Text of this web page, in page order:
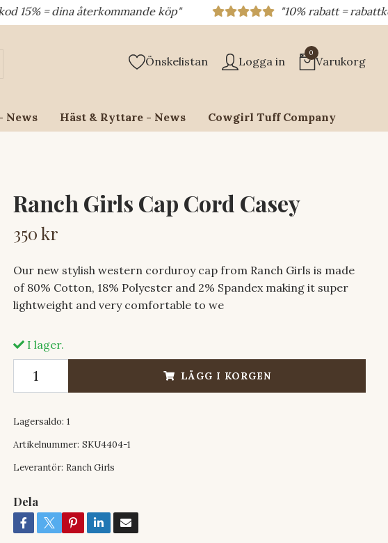
köp" "10% rabatt = rabattkod 10% = ditt
Önskelistan Logga in
0
Varukorg
News Häst & Ryttare - News Cowgirl Tuff Company
Ranch Girls Cap Cord Casey
350 kr
Our new stylish western corduroy cap from Ranch Girls is made
of 80% Cotton, 18% Polyester and 2% Spandex making it super
lightweight and very comfortable to we
I lager.
LÄGG I KORGEN
Lagersaldo: 1
Artikelnummer: SKU4404-1
Leverantör: Ranch Girls
Dela